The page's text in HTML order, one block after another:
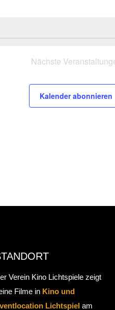
Nächste
Kalender abonnieren
Verein Kino Lichtspiele zeigt
Filme in Kino und
Lichtspiel am